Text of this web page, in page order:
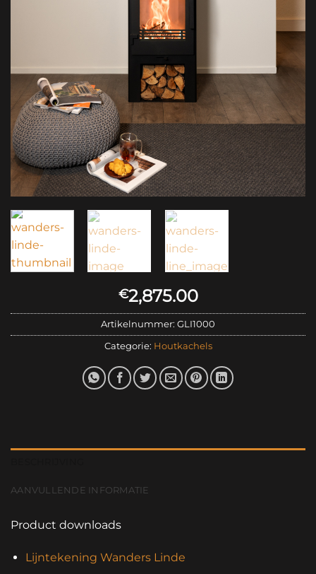
€2,875.00
Artikelnummer: GLI1000
Categorie: Houtkachels
AANVULLENDE INFORMATIE
Product downloads
Lijntekening Wanders Linde